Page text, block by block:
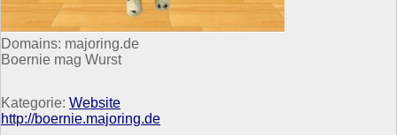
Domains: majoring.de
Boernie mag Wurst
Kategorie: Website
http://boernie.majoring.de